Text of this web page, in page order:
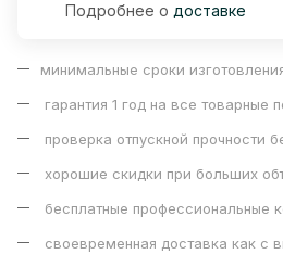
Подробнее о доставке
минимальные сроки
гарантия 1 год на все товарные
проверка отпускной прочности
хорошие скидки при больших
бесплатные профессиональные
своевременная доставка как с